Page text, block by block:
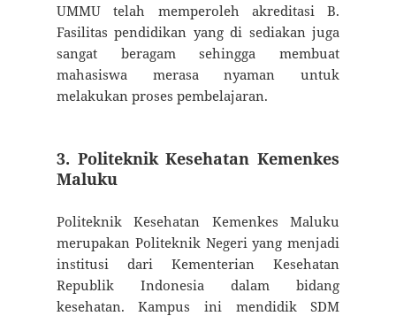
UMMU telah memperoleh akreditasi B.
Fasilitas pendidikan yang di sediakan juga
sangat beragam sehingga membuat
mahasiswa merasa nyaman untuk
melakukan proses pembelajaran.
3. Politeknik Kesehatan Kemenkes
Maluku
Politeknik Kesehatan Kemenkes Maluku
merupakan Politeknik Negeri yang menjadi
institusi dari Kementerian Kesehatan
Republik Indonesia dalam bidang
kesehatan. Kampus ini mendidik SDM